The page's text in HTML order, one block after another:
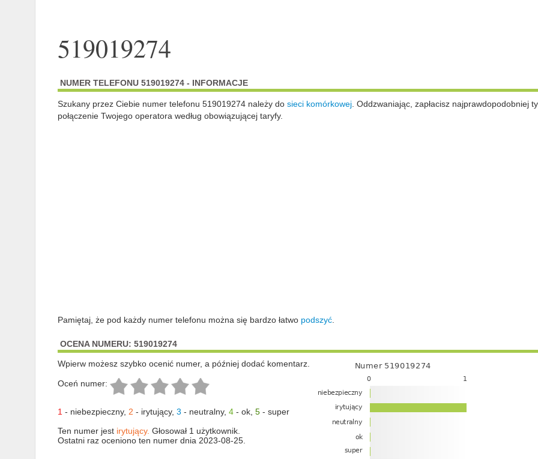
519019274
NUMER TELEFONU 519019274 - INFORMACJE
Szukany przez Ciebie numer telefonu 519019274 należy do sieci komórkowej. Oddzwaniając, zapłacisz najprawdopodobniej
połączenie Twojego operatora według obowiązującej taryfy.
Pamiętaj, że pod każdy numer telefonu można się bardzo łatwo podszyć.
OCENA NUMERU: 519019274
Wpierw możesz szybko ocenić numer, a później dodać komentarz.
Oceń numer:
1- niebezpieczny, 2 - irytujący, 3 - neutralny, 4- ok, 5- super
Ten numer jest irytujący. Głosował 1 użytkownik.
Ostatni raz oceniono ten numer dnia 2023-08-25.